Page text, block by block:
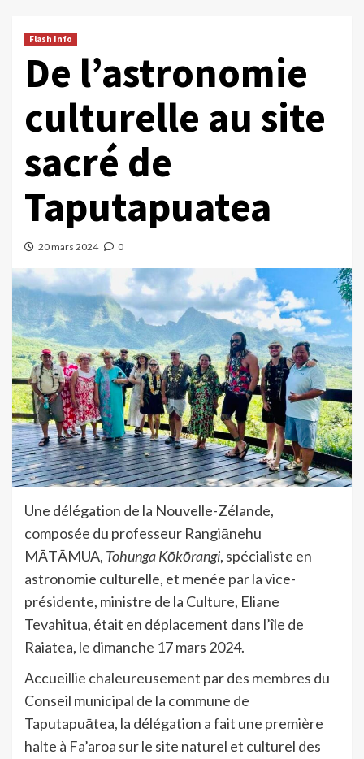
Flash Info
De l’astronomie
culturelle au site
sacré de
Taputapuatea
20 mars 2024 0
Une délégation de la Nouvelle-Zélande,
composée du professeur Rangiānehu
MĀTĀMUA, Tohunga Kōkōrangi, spécialiste en
astronomie culturelle, et menée par la vice-
présidente, ministre de la Culture, Eliane
Tevahitua, était en déplacement dans l’île de
Raiatea, le dimanche 17 mars 2024.
Accueillie chaleureusement par des membres du
Conseil municipal de la commune de
Taputapuātea, la délégation a fait une première
halte à Fa’aroa sur le site naturel et culturel des